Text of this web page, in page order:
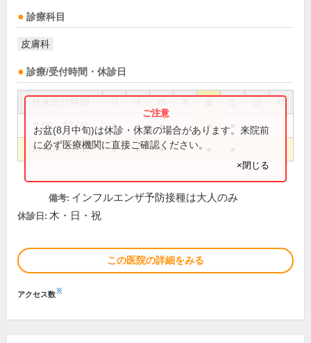
診療科目
皮膚科
診療/受付時間・休診日
祝
9:00～12:00 ● ● ● ●
14:00～17:30 ● ● ●
お盆(8月中旬)は休診・休業の場合があります。来院前
に必ず医療機関に直接ご確認ください。
×閉じる
備考: インフルエンザ予防接種は大人のみ
休診日: 木・日・祝
この医院の詳細をみる
アクセス数※